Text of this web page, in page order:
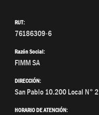
RUT:
76186309-6
Razón Social:
FIMM SA
DIRECCIÓN:
San Pablo 10.200 Local N° 2
HORARIO DE ATENCIÓN: